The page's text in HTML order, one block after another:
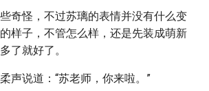
奇怪，不过苏璃的表情并没有什么变
样子，不管怎么样，还是先装成萌新
了就好了。
声说道：“苏老师，你来啦。”